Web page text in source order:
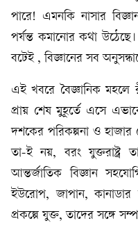
পারে! এমনকি নাসার
পর্যন্ত কমানোর কথা
বটেই , বিজ্ঞানের সব
এই খবরে বৈজ্ঞানিক মহলে
প্রায় শেষ মুহূর্তে এসে
দশকের পরিকল্পনা ও হাজার
তা-ই নয়, বরং যুক্তরাষ্ট্র
আন্তর্জাতিক বিজ্ঞান
ইউরোপ, জাপান, কানাডার
প্রকল্পে যুক্ত, তাদের সঙ্গে